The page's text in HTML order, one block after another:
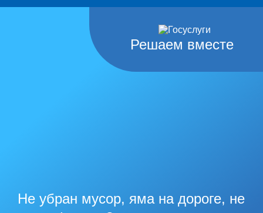
Решаем вместе
Не убран мусор, яма на дороге, не